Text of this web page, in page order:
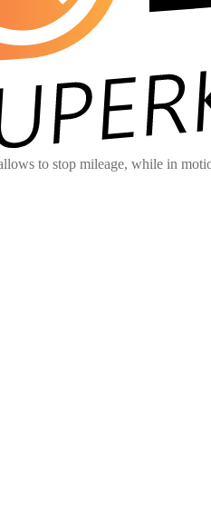
to stop mileage, while in